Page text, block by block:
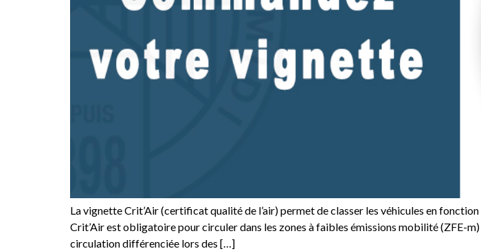
La vignette Crit’Air (certificat qualité de l’air) permet de classer les véhicules en
Crit’Air est obligatoire pour circuler dans les zones à faibles émissions mobilité (ZFE-
circulation différenciée lors des […]